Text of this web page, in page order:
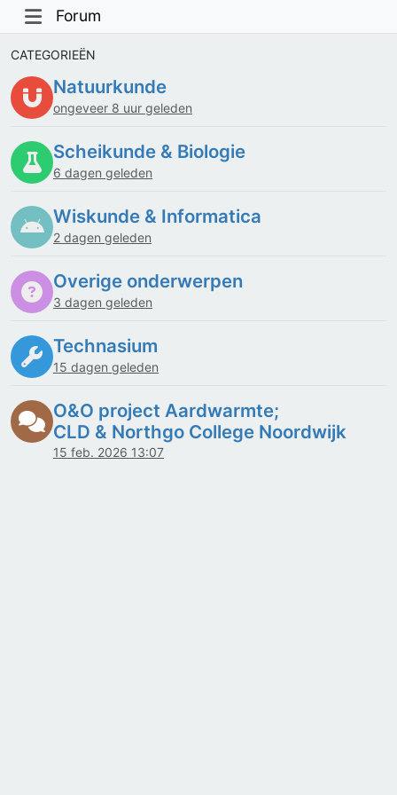
Forum
CATEGORIEËN
Natuurkunde
ongeveer 8 uur geleden
Scheikunde & Biologie
6 dagen geleden
Wiskunde & Informatica
2 dagen geleden
Overige onderwerpen
3 dagen geleden
Technasium
15 dagen geleden
O&O project Aardwarmte;
CLD & Northgo College Noordwijk
15 feb. 2026 13:07